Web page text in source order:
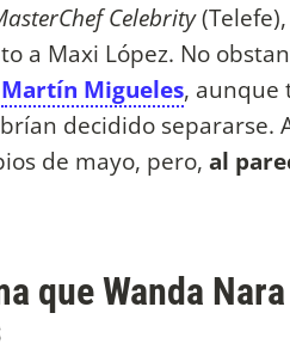
Celebrity
a Maxi López. No
Martín Migueles, aunque
decidido separarse.
de mayo, pero, al
que Wanda